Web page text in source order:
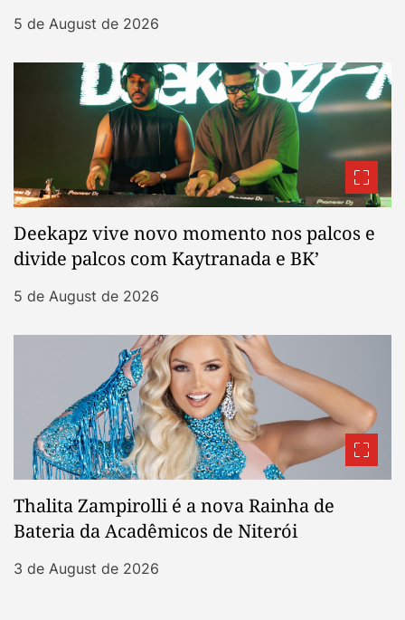
5 de August de 2026
Deekapz vive novo momento nos palcos e
divide palcos com Kaytranada e BK’
5 de August de 2026
Thalita Zampirolli é a nova Rainha de
Bateria da Acadêmicos de Niterói
3 de August de 2026